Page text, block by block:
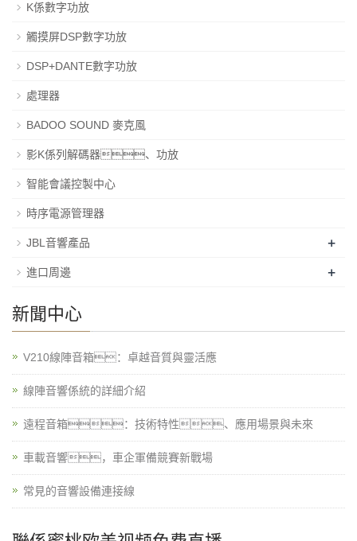
K係數字功放
觸摸屏DSP數字功放
DSP+DANTE數字功放
處理器
BADOO SOUND 麥克風
影K係列解碼器、功放
智能會議控製中心
時序電源管理器
JBL音響產品 +
進口周邊 +
新聞中心
V210線陣音箱：卓越音質與靈活應
線陣音響係統的詳細介紹
遠程音箱：技術特性、應用場景與未來
車載音響，車企軍備競賽新戰場
常見的音響設備連接線